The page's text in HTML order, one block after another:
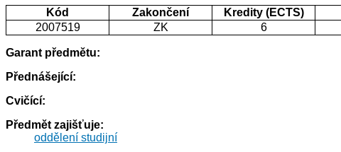
Kód Zakončení Kredity (ECTS)
2007519
ZK 6
Garant předmětu:
Přednášející:
Cvičící:
Předmět zajišťuje:
oddělení studijní